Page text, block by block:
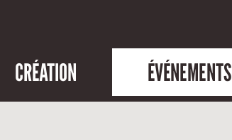
CRÉATION ÉVÉNEMENTS